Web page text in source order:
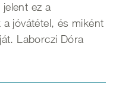
ez a
jóvátétel, és miként
Laborczi Dóra